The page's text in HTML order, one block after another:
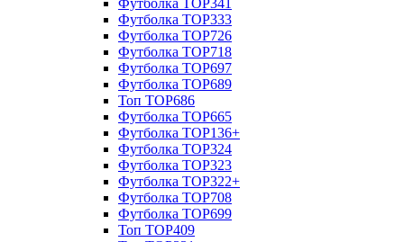
Футболка TOP341
Футболка TOP333
Футболка TOP726
Футболка TOP718
Футболка TOP697
Футболка TOP689
Топ TOP686
Футболка TOP665
Футболка TOP136+
Футболка TOP324
Футболка TOP323
Футболка TOP322+
Футболка TOP708
Футболка TOP699
Топ TOP409